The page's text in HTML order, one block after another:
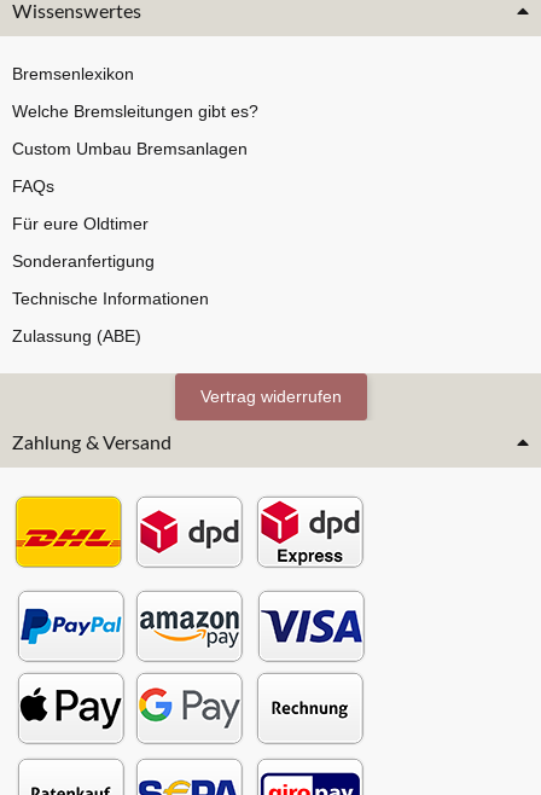
Wissenswertes
Bremsenlexikon
Welche Bremsleitungen gibt es?
Custom Umbau Bremsanlagen
FAQs
Für eure Oldtimer
Sonderanfertigung
Technische Informationen
Zulassung (ABE)
Vertrag widerrufen
Zahlung & Versand